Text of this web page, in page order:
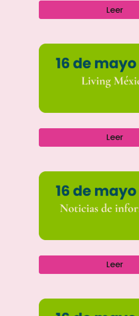
Leer
Leer
Leer